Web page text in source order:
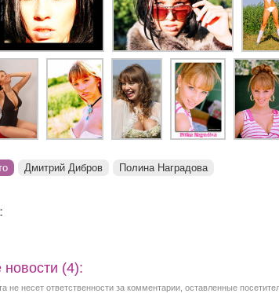
Дмитрий Дибров Полина Наградова
(4):
не несет ответственности за комментарии, оставленные